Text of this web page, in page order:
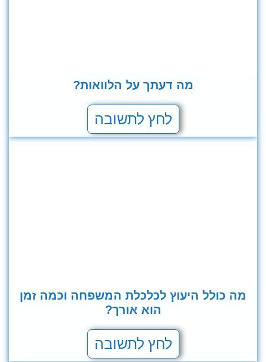
מה דעתך על הלוואות?
לחץ לתשובה
מה כולל היעוץ לכלכלת המשפחה וכמה זמן
הוא אורך?
לחץ לתשובה